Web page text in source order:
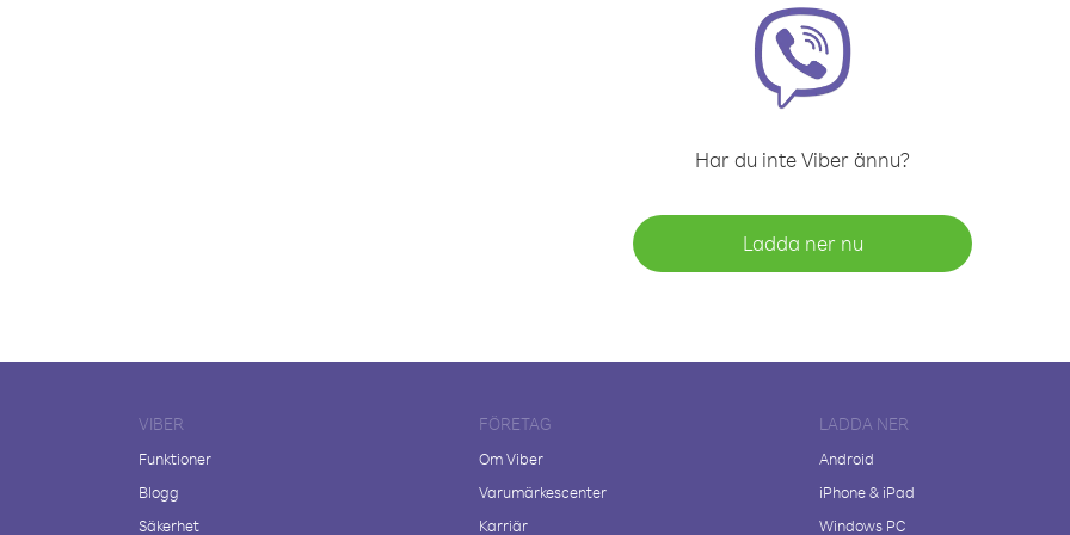
Har du inte Viber ännu?
Ladda ner nu
VIBER
Funktioner
Blogg
Säkerhet
FÖRETAG
Om Viber
Varumärkescenter
Karriär
LADDA NER
Android
iPhone & iPad
Windows PC